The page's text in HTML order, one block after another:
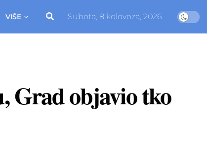
VIŠE Subota, 8 kolovoza, 2026.
Grad objavio tko